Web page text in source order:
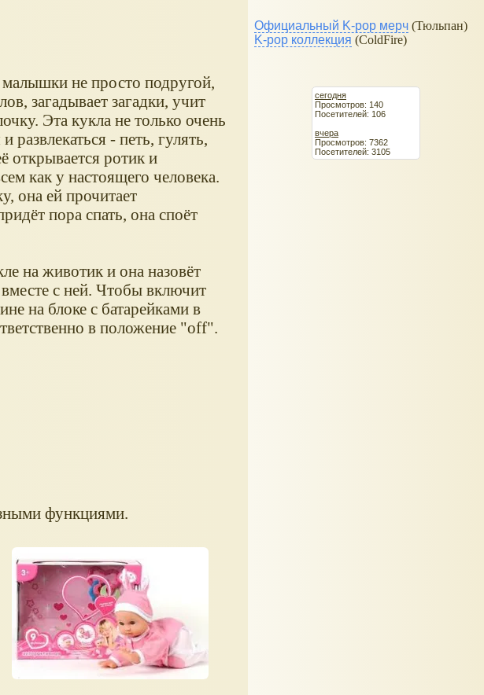
не просто подругой,
загадывает загадки, учит
Эта кукла не только очень
- петь, гулять,
открывается ротик и
как у настоящего человека.
она ей прочитает
пора спать, она споёт
на животик и она назовёт
с ней. Чтобы включит
на блоке с батарейками в
в положение "off".
функциями.
Официальный K-pop мерч (Тюльпан)
K-pop коллекция (ColdFire)
сегодня
Просмотров: 140
Посетителей: 106
вчера
Просмотров: 7362
Посетителей: 3105